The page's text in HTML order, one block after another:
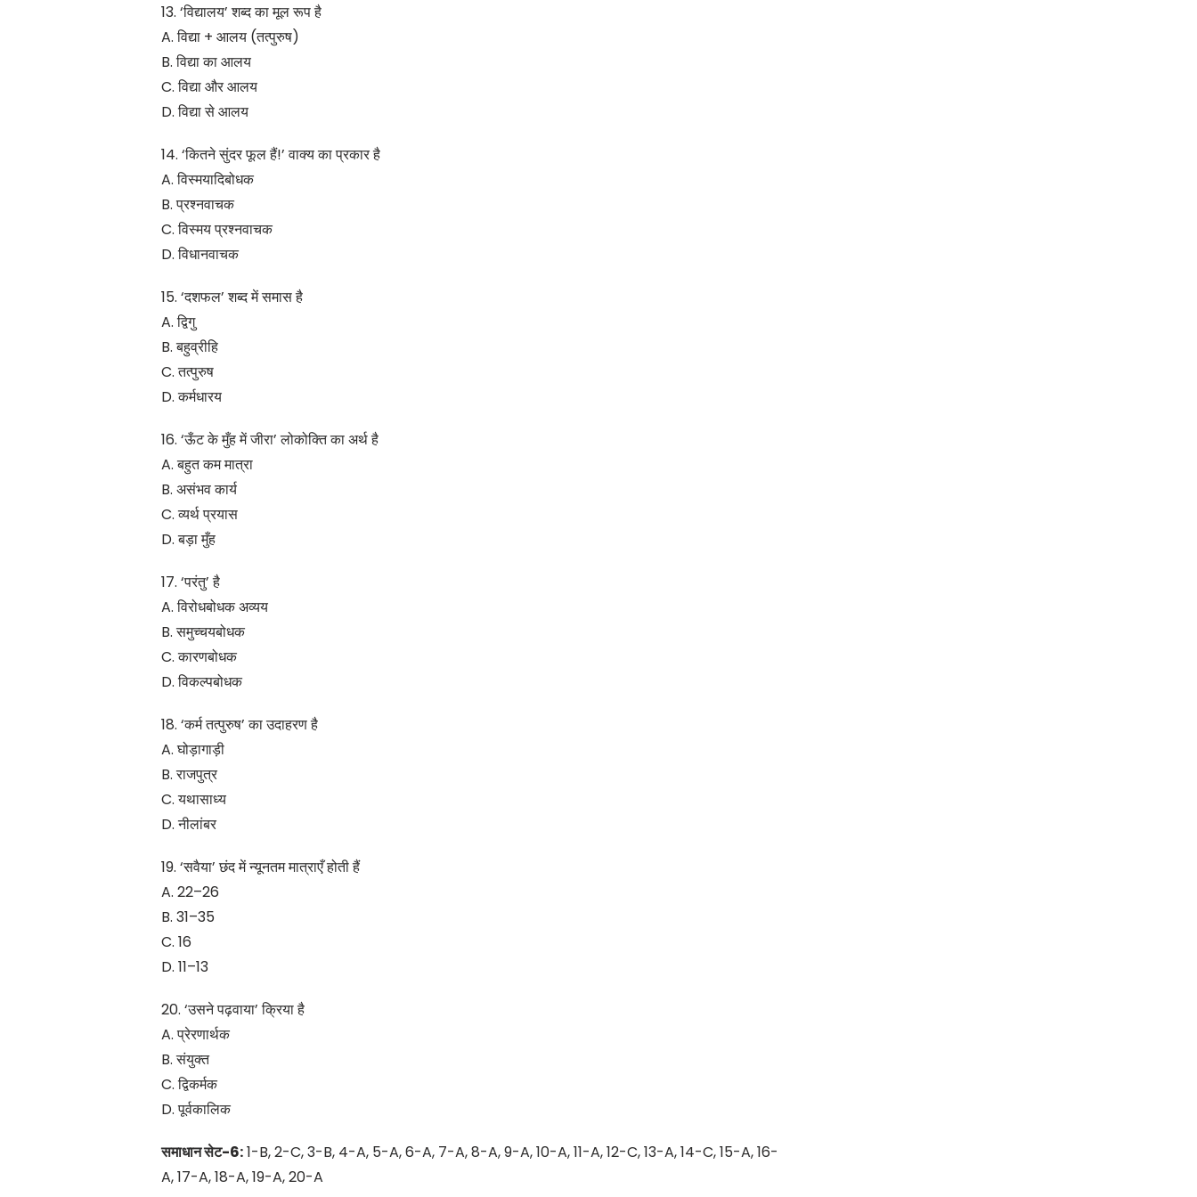
13. ‘विद्यालय’ शब्द का मूल रूप है
A. विद्या + आलय (तत्पुरुष)
B. विद्या का आलय
C. विद्या और आलय
D. विद्या से आलय
14. ‘कितने सुंदर फूल हैं!’ वाक्य का प्रकार है
A. विस्मयादिबोधक
B. प्रश्नवाचक
C. विस्मय प्रश्नवाचक
D. विधानवाचक
15. ‘दशफल’ शब्द में समास है
A. द्विगु
B. बहुव्रीहि
C. तत्पुरुष
D. कर्मधारय
16. ‘ऊँट के मुँह में जीरा’ लोकोक्ति का अर्थ है
A. बहुत कम मात्रा
B. असंभव कार्य
C. व्यर्थ प्रयास
D. बड़ा मुँह
17. ‘परंतु’ है
A. विरोधबोधक अव्यय
B. समुच्चयबोधक
C. कारणबोधक
D. विकल्पबोधक
18. ‘कर्म तत्पुरुष’ का उदाहरण है
A. घोड़ागाड़ी
B. राजपुत्र
C. यथासाध्य
D. नीलांबर
19. ‘सवैया’ छंद में न्यूनतम मात्राएँ होती हैं
A. 22–26
B. 31–35
C. 16
D. 11–13
20. ‘उसने पढ़वाया’ क्रिया है
A. प्रेरणार्थक
B. संयुक्त
C. द्विकर्मक
D. पूर्वकालिक
समाधान सेट-6:1-B, 2-C, 3-B, 4-A, 5-A, 6-A, 7-A, 8-A, 9-A, 10-A, 11-A, 12-C, 13-A, 14-C, 15-A, 16-
A, 17-A, 18-A, 19-A, 20-A